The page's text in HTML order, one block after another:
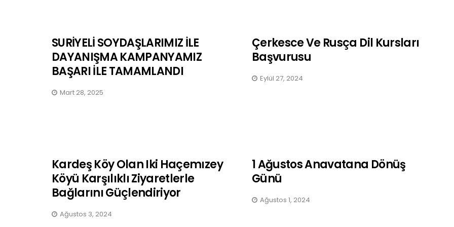
SURİYELİ SOYDAŞLARIMIZ İLE
DAYANIŞMA KAMPANYAMIZ
BAŞARI İLE TAMAMLANDI
Mart 28, 2025
Çerkesce Ve Rusça Dil Kursları
Başvurusu
Eylül 27, 2024
Kardeş Köy Olan Iki Haçemızey
Köyü Karşılıklı Ziyaretlerle
Bağlarını Güçlendiriyor
Ağustos 3, 2024
1 Ağustos Anavatana Dönüş
Günü
Ağustos 1, 2024
Bir Avuç Dağlı, Birbirine